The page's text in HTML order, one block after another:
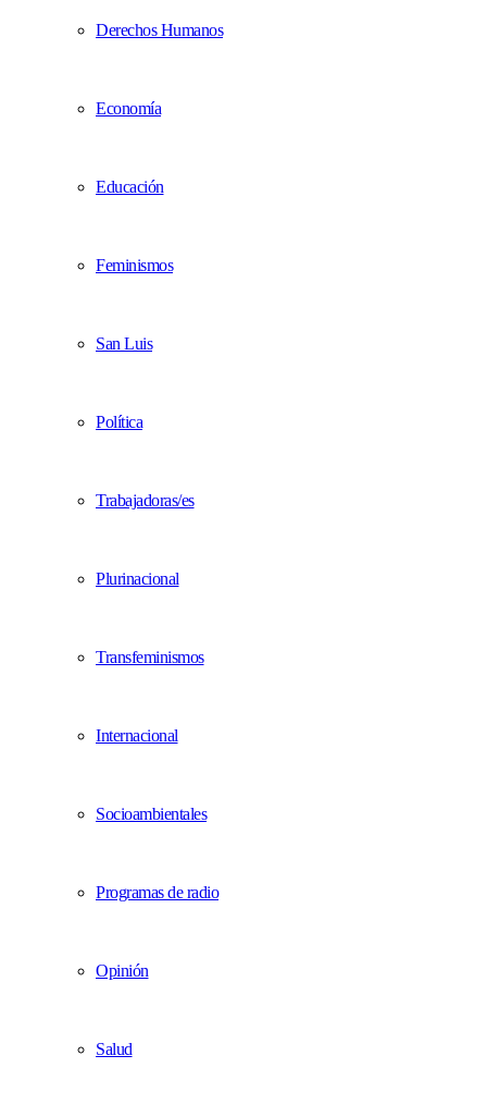
Derechos Humanos
Economía
Educación
Feminismos
San Luis
Política
Trabajadoras/es
Plurinacional
Transfeminismos
Internacional
Socioambientales
Programas de radio
Opinión
Salud